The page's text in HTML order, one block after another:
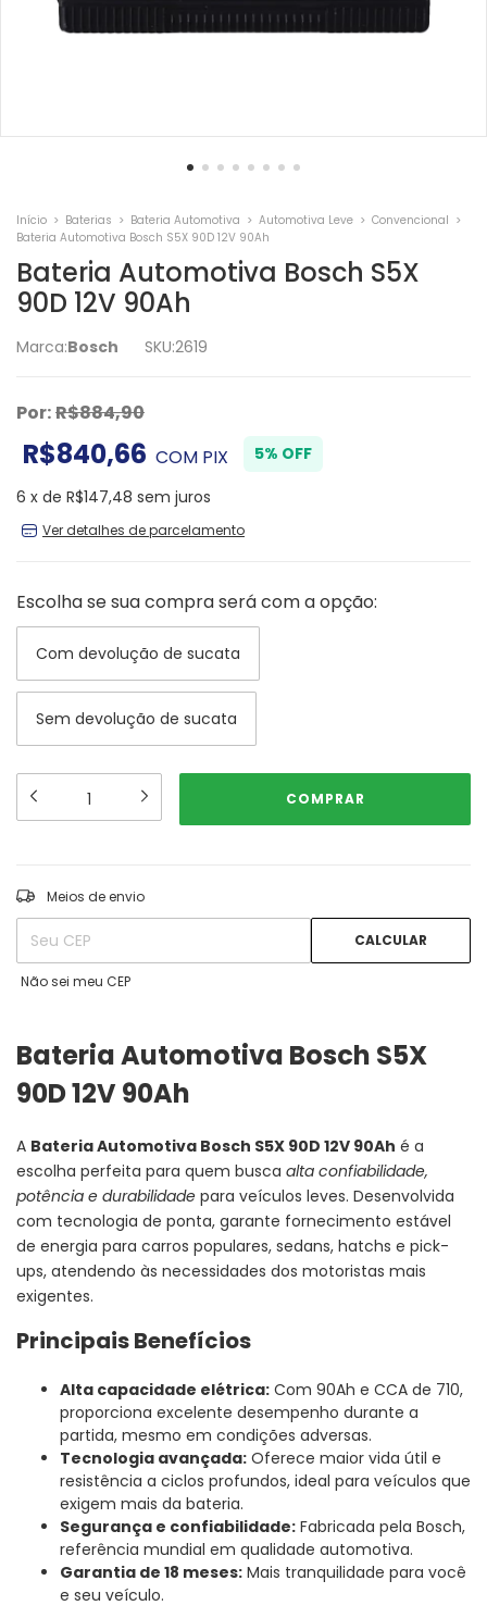
Início > Baterias > Bateria Automotiva > Automotiva Leve > Convencional >
Bateria Automotiva Bosch S5X 90D 12V 90Ah
Bateria Automotiva Bosch S5X
90D 12V 90Ah
Marca:Bosch SKU:2619
Por:R$884,90
R$840,66 COM PIX
5% OFF
6 x de R$147,48 sem juros
Ver detalhes de parcelamento
Escolha se sua compra será com a opção:
Com devolução de sucata
Sem devolução de sucata
Entregas para o CEP:
Meios de envio
CALCULAR
Não sei meu CEP
Bateria Automotiva Bosch S5X
90D 12V 90Ah
A Bateria Automotiva Bosch S5X 90D 12V 90Ah é a
escolha perfeita para quem busca alta confiabilidade,
potência e durabilidade para veículos leves. Desenvolvida
com tecnologia de ponta, garante fornecimento estável
de energia para carros populares, sedans, hatchs e pick-
ups, atendendo às necessidades dos motoristas mais
exigentes.
Principais Benefícios
Alta capacidade elétrica: Com 90Ah e CCA de 710,
proporciona excelente desempenho durante a
partida, mesmo em condições adversas.
Tecnologia avançada: Oferece maior vida útil e
resistência a ciclos profundos, ideal para veículos que
exigem mais da bateria.
Segurança e confiabilidade: Fabricada pela Bosch,
referência mundial em qualidade automotiva.
Garantia de 18 meses: Mais tranquilidade para você
e seu veículo.